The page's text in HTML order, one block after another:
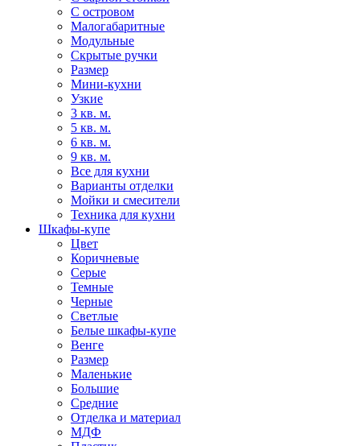
С островом
Малогабаритные
Модульные
Скрытые ручки
Размер
Мини-кухни
Узкие
3 кв. м.
5 кв. м.
6 кв. м.
9 кв. м.
Все для кухни
Варианты отделки
Мойки и смесители
Техника для кухни
Шкафы-купе
Цвет
Коричневые
Серые
Темные
Черные
Светлые
Белые шкафы-купе
Венге
Размер
Маленькие
Большие
Средние
Отделка и материал
МДФ